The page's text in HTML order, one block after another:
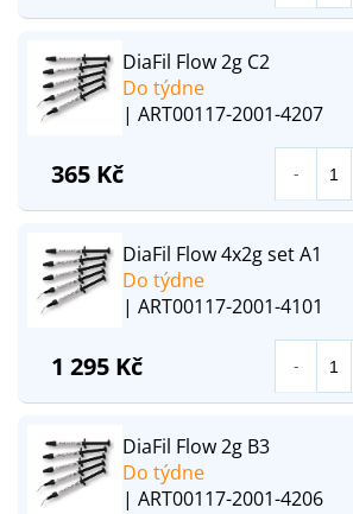
DiaFil Flow 2g C2
Do týdne
| ART00117-2001-4207
365 Kč
DiaFil Flow 4x2g set A1
Do týdne
| ART00117-2001-4101
1 295 Kč
DiaFil Flow 2g B3
Do týdne
| ART00117-2001-4206